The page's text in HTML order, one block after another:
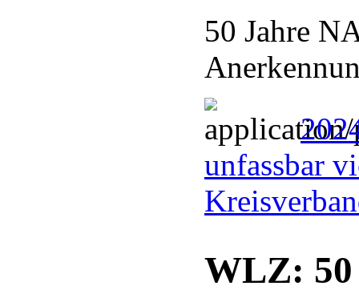
50 Jahre
unfassbar
WLZ: